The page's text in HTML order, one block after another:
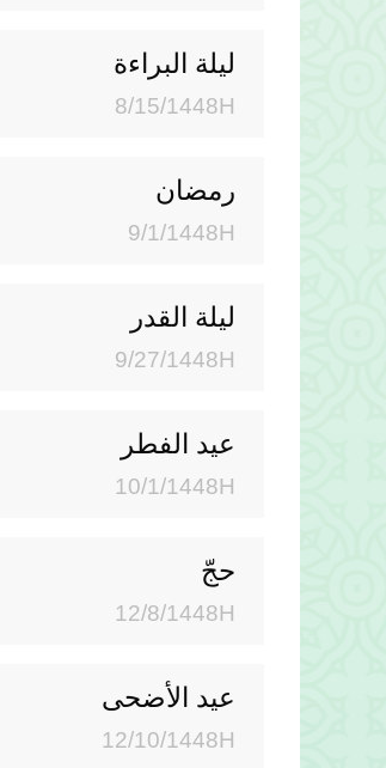
ليلة البراءة
8/15/1448H
رمضان
9/1/1448H
لیلة القدر
9/27/1448H
عيد الفطر
10/1/1448H
حجّ
12/8/1448H
عيد الأضحى
12/10/1448H